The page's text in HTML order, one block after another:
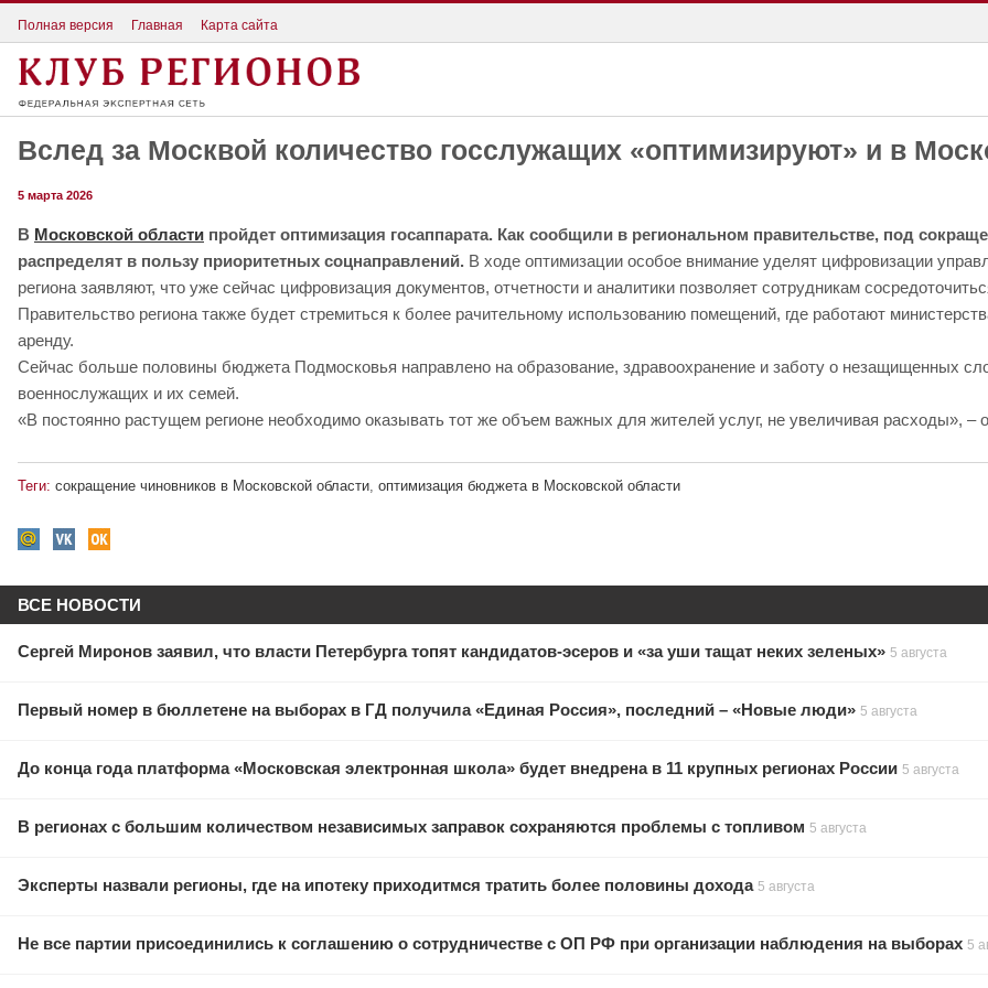
Полная версия Главная Карта сайта
Вслед за Москвой количество госслужащих «оптимизируют» и в
5 марта 2026
В Московской области пройдет оптимизация госаппарата. Как сообщили в региональном правительстве, под
распределят в пользу приоритетных соцнаправлений. В ходе оптимизации особое внимание уделят цифровизации
региона заявляют, что уже сейчас цифровизация документов, отчетности и аналитики позволяет сотрудникам
Правительство региона также будет стремиться к более рачительному использованию помещений, где работают
аренду.
Сейчас больше половины бюджета Подмосковья направлено на образование, здравоохранение и заботу о незащищенных
военнослужащих и их семей.
«В постоянно растущем регионе необходимо оказывать тот же объем важных для жителей услуг, не увеличивая расходы», –
Теги: сокращение чиновников в Московской области оптимизация бюджета в Московской области
ВСЕ НОВОСТИ
Сергей Миронов заявил, что власти Петербурга топят кандидатов-эсеров и «за уши тащат неких зеленых» 5 августа
Первый номер в бюллетене на выборах в ГД получила «Единая Россия», последний – «Новые люди» 5 августа
До конца года платформа «Московская электронная школа» будет внедрена в 11 крупных регионах России 5 августа
В регионах с большим количеством независимых заправок сохраняются проблемы с топливом 5 августа
Эксперты назвали регионы, где на ипотеку приходитмся тратить более половины дохода 5 августа
Не все партии присоединились к соглашению о сотрудничестве с ОП РФ при организации наблюдения на выборах 5